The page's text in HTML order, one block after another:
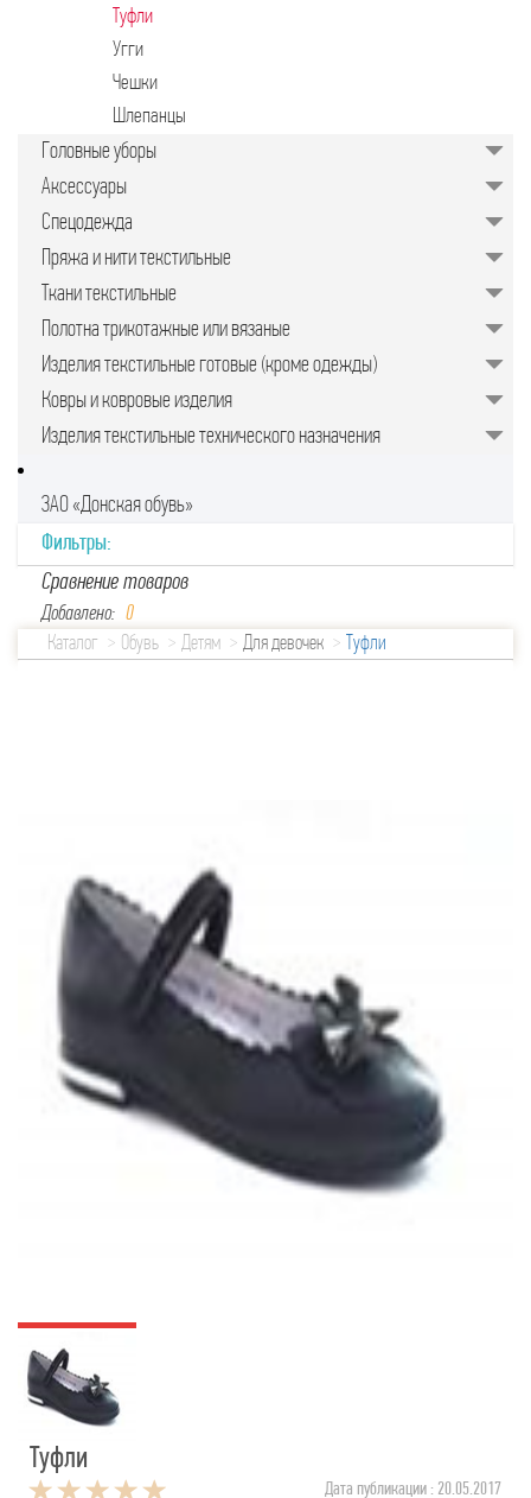
Туфли
Угги
Чешки
Шлепанцы
Головные уборы
Аксессуары
Спецодежда
Пряжа и нити текстильные
Ткани текстильные
Полотна трикотажные или вязаные
Изделия текстильные готовые (кроме одежды)
Ковры и ковровые изделия
Изделия текстильные технического назначения
ЗАО «Донская обувь»
Фильтры:
Сравнение товаров
Добавлено: 0
Каталог
Обувь Детям Для девочек Туфли
Туфли
Дата публикации : 20.05.2017